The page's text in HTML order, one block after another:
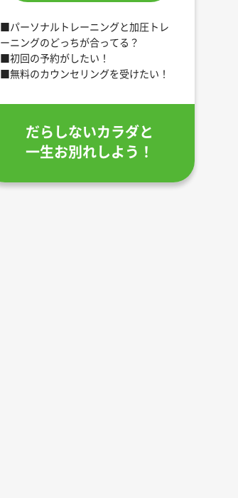
■パーソナルトレーニングと加圧トレ
ーニングのどっちが合ってる？
■初回の予約がしたい！
■無料のカウンセリングを受けたい！
だらしないカラダと
一生お別れしよう！